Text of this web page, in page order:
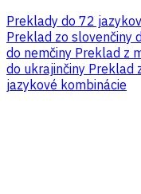
Preklady do 72 jazykov
Preklad zo slovenčiny
do nemčiny Preklad z
do ukrajinčiny Preklad
jazykové kombinácie